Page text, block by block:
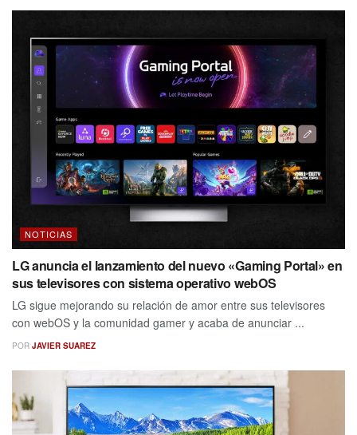
NOTICIAS
LG anuncia el lanzamiento del nuevo «Gaming Portal» en
sus televisores con sistema operativo webOS
LG sigue mejorando su relación de amor entre sus televisores
con webOS y la comunidad gamer y acaba de anunciar ...
POR JAVIER SUAREZ